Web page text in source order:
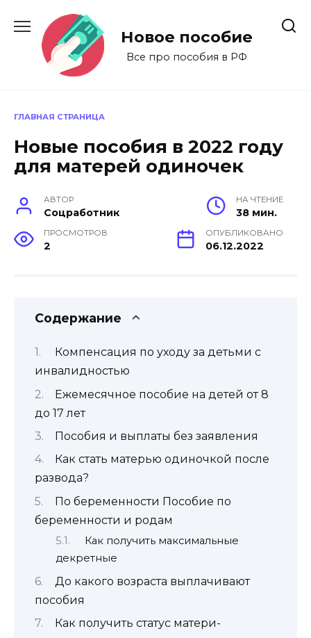
содержанию
Новое пособие
Все про пособия в РФ
ГЛАВНАЯ СТРАНИЦА
Новые пособия в 2022 году
для матерей одиночек
АВТОР
Соцработник
НА ЧТЕНИЕ
38 мин.
ПРОСМОТРОВ
2
ОПУБЛИКОВАНО
06.12.2022
Содержание
Компенсация по уходу за детьми с
инвалидностью
Ежемесячное пособие на детей от 8
до 17 лет
Пособия и выплаты без заявления
Как стать матерью одиночкой после
развода?
По беременности Пособие по
беременности и родам
Как получить максимальные
декретные
До какого возраста выплачивают
пособия
Как получить статус матери-